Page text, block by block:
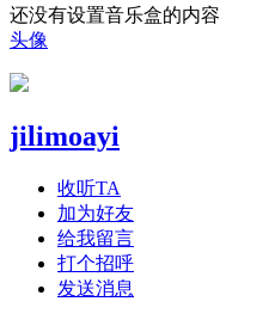
还没有设置音乐盒的内容
头像
jilimoayi
收听TA
加为好友
给我留言
打个招呼
发送消息